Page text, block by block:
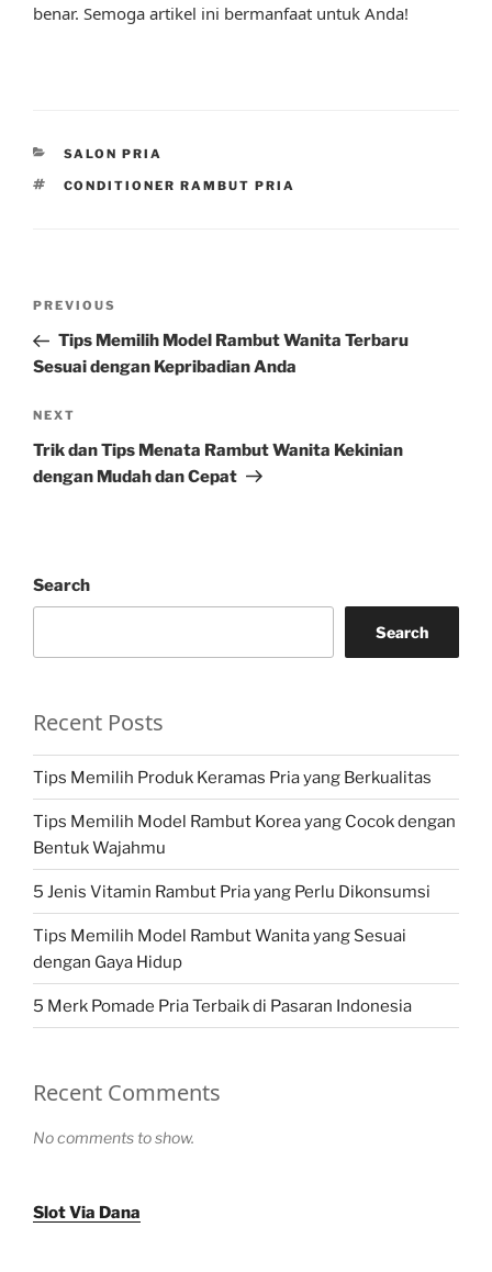
benar. Semoga artikel ini bermanfaat untuk Anda!
CATEGORIES
SALON PRIA
TAGS
CONDITIONER RAMBUT PRIA
Previous
Post
PREVIOUS
Tips Memilih Model Rambut Wanita Terbaru
Sesuai dengan Kepribadian Anda
Next
Post
NEXT
Trik dan Tips Menata Rambut Wanita Kekinian
dengan Mudah dan Cepat
Search
Search
Recent Posts
Tips Memilih Produk Keramas Pria yang Berkualitas
Tips Memilih Model Rambut Korea yang Cocok dengan
Bentuk Wajahmu
5 Jenis Vitamin Rambut Pria yang Perlu Dikonsumsi
Tips Memilih Model Rambut Wanita yang Sesuai
dengan Gaya Hidup
5 Merk Pomade Pria Terbaik di Pasaran Indonesia
Recent Comments
No comments to show.
Slot Via Dana